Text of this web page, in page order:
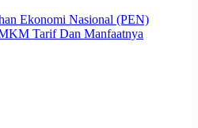
Ekonomi Nasional (PEN)
Tarif Dan Manfaatnya